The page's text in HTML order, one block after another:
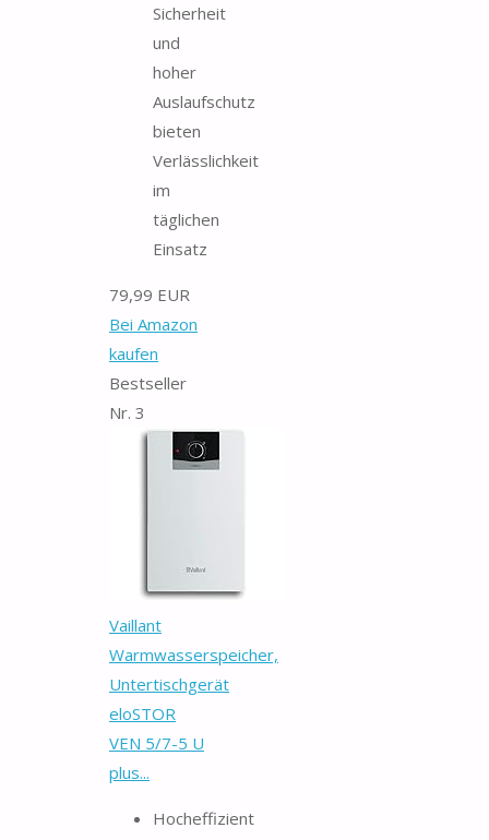
Sicherheit
und
hoher
Auslaufschutz
bieten
Verlässlichkeit
im
täglichen
Einsatz
79,99 EUR
Bei Amazon
kaufen
Bestseller
Nr. 3
Vaillant
Warmwasserspeicher,
Untertischgerät
eloSTOR
VEN 5/7-5 U
plus...
Hocheffizient